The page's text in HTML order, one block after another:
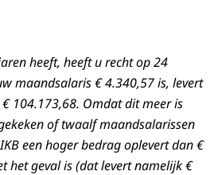
heeft, heeft u recht op 24
maandsalaris € 4.340,57 is, levert
104.173,68. Omdat dit meer is
of twaalf maandsalarissen
een hoger bedrag oplevert dan €
het geval is (dat levert namelijk €